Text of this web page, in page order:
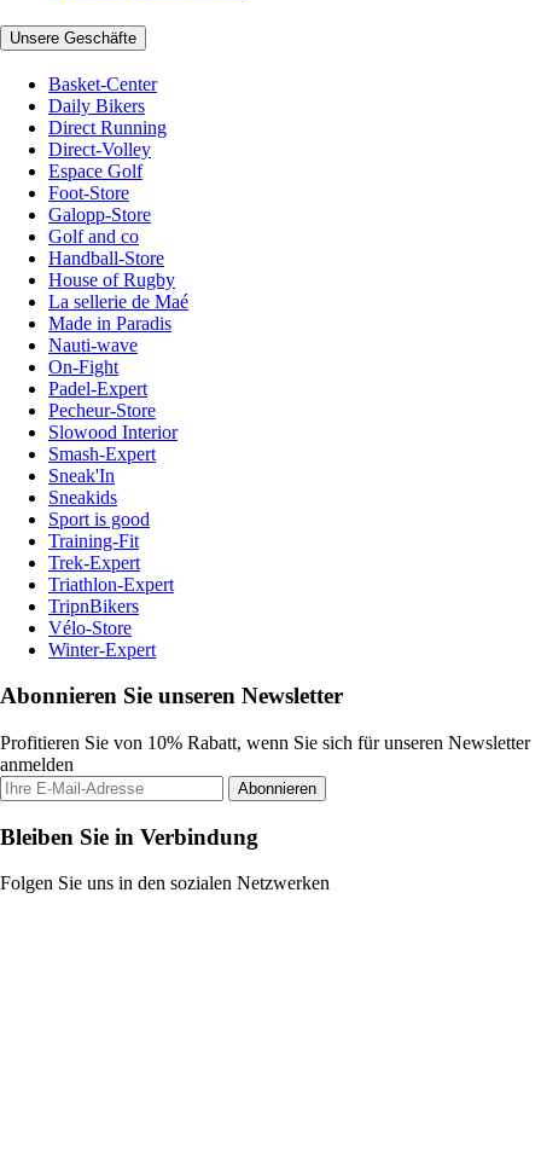
Unsere Geschäfte
Basket-Center
Daily Bikers
Direct Running
Direct-Volley
Espace Golf
Foot-Store
Galopp-Store
Golf and co
Handball-Store
House of Rugby
La sellerie de Maé
Made in Paradis
Nauti-wave
On-Fight
Padel-Expert
Pecheur-Store
Slowood Interior
Smash-Expert
Sneak'In
Sneakids
Sport is good
Training-Fit
Trek-Expert
Triathlon-Expert
TripnBikers
Vélo-Store
Winter-Expert
Abonnieren Sie unseren Newsletter
Profitieren Sie von 10% Rabatt, wenn Sie sich für unseren Newsletter
anmelden
Abonnieren
Bleiben Sie in Verbindung
Folgen Sie uns in den sozialen Netzwerken